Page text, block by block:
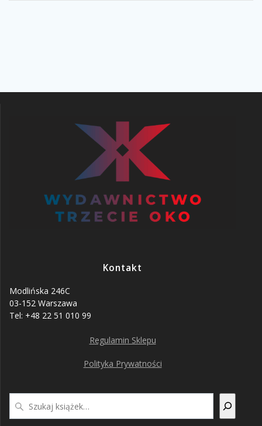
Kontakt
Modlińska 246C
03-152 Warszawa
Tel: +48 22 51 010 99
Regulamin Sklepu
Polityka Prywatności